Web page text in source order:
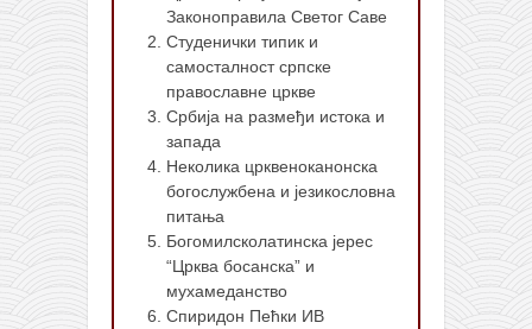
Законоправила Светог Саве
Студенички типик и
самосталност српске
православне цркве
Србија на размеђи истока и
запада
Неколика црквеноканонска
богослужбена и језикословна
питања
Богомилсколатинска јерес
“Црква босанска” и
мухамеданство
Спиридон Пећки ИВ